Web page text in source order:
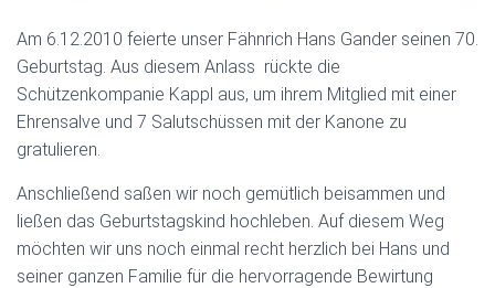
Am 6.12.2010 feierte unser Fähnrich Hans Gander seinen 70.
Geburtstag. Aus diesem Anlass rückte die
Schützenkompanie Kappl aus, um ihrem Mitglied mit einer
Ehrensalve und 7 Salutschüssen mit der Kanone zu
gratulieren.
Anschließend saßen wir noch gemütlich beisammen und
ließen das Geburtstagskind hochleben. Auf diesem Weg
möchten wir uns noch einmal recht herzlich bei Hans und
seiner ganzen Familie für die hervorragende Bewirtung